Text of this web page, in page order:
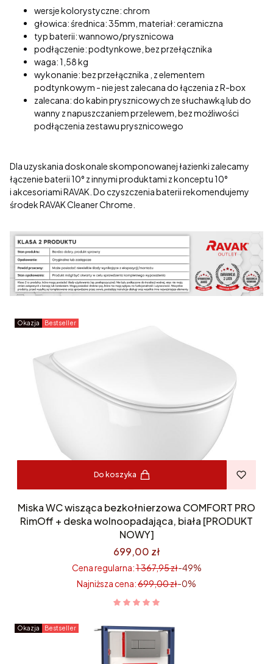
wersje kolorystyczne: chrom
głowica: średnica: 35mm, materiał: ceramiczna
typ baterii: wannowo/prysznicowa
podłączenie: podtynkowe, bez przełącznika
waga: 1,58 kg
wykonanie: bez przełącznika , z elementem
podtynkowym - nie jest zalecana do łączenia z R-box
zalecana: do kabin prysznicowych ze słuchawką lub do
wanny z napuszczaniem przelewem, bez możliwości
podłączenia zestawu prysznicowego
Dla uzyskania doskonale skomponowanej łazienki zalecamy
łączenie baterii 10° z innymi produktami z konceptu 10°
i akcesoriami RAVAK. Do czyszczenia baterii rekomendujemy
środek RAVAK Cleaner Chrome.
Okazja Bestseller
Do koszyka
Miska WC wisząca bezkołnierzowa COMFORT PRO
RimOff + deska wolnoopadająca, biała [PRODUKT
NOWY]
699,00 zł
Cena regularna:1 367,95 zł-49%
Najniższa cena:699,00 zł-0%
Okazja Bestseller